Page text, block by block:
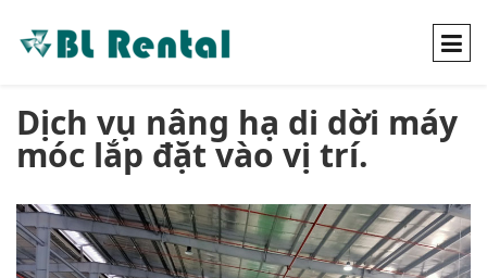
Dịch vụ nâng hạ di dời máy
móc lắp đặt vào vị trí.